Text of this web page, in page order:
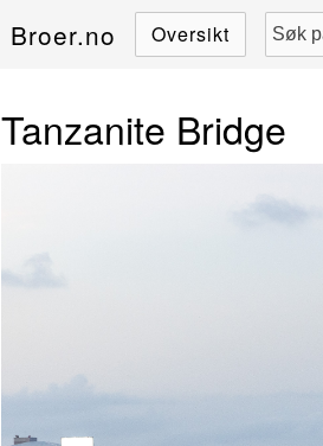
Broer.no Oversikt
Tanzanite Bridge